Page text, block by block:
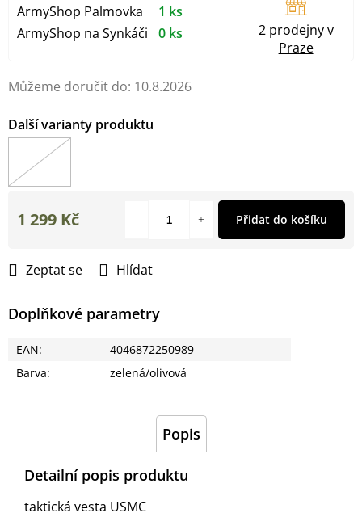
Můžeme doručit do: 10.8.2026
Zeptat se Hlídat
Doplňkové parametry
EAN:
4046872250989
Barva: zelená/olivová
1 299 Kč Přidat do košíku
ArmyShop Palmovka
1 ks
ArmyShop na Synkáči
0 ks
2 prodejny v
Praze
Popis
Detailní popis produktu
taktická vesta USMC